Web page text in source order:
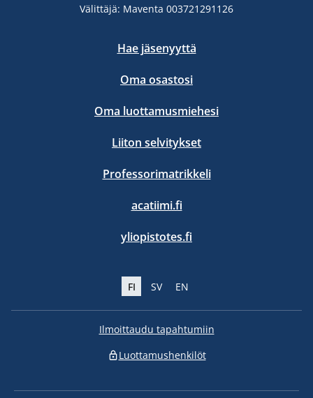
Välittäjä: Maventa 003721291126
Hae jäsenyyttä
Oma osastosi
Oma luottamusmiehesi
Liiton selvitykset
Professorimatrikkeli
acatiimi.fi
yliopistotes.fi
FI SV EN
Ilmoittaudu tapahtumiin
Luottamushenkilöt